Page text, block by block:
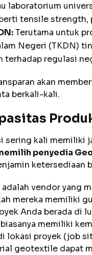
laboratorium
tensile strength,
Terutama untuk
Negeri (TKDN)
terhadap regulasi
akan
berkali-kali.
sering kali memiliki
penyedia
ketersediaan
vendor yang
mereka memiliki
Anda berada di
memiliki
lokasi proyek (job
geotextile dapat